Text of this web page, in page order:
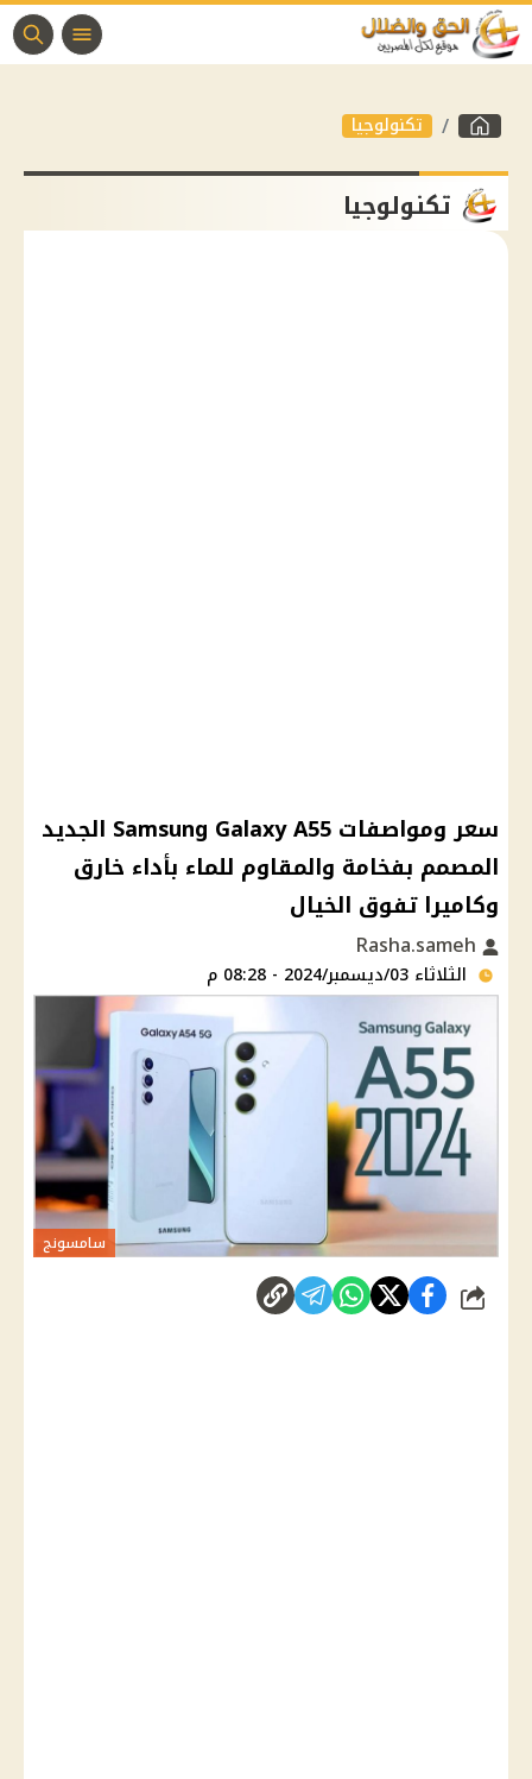
تكنولوجيا
تكنولوجيا
سعر ومواصفات Samsung Galaxy A55 الجديد
المصمم بفخامة والمقاوم للماء بأداء خارق
وكاميرا تفوق الخيال
الثلاثاء 03/ديسمبر/2024 - 08:28 م
سامسونج
شارك